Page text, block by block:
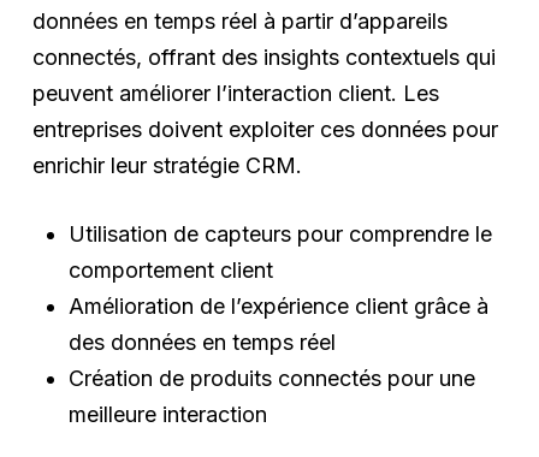
données en temps réel à partir d’appareils
connectés, offrant des insights contextuels qui
peuvent améliorer l’interaction client. Les
entreprises doivent exploiter ces données pour
enrichir leur stratégie CRM.
Utilisation de capteurs pour comprendre le
comportement client
Amélioration de l’expérience client grâce à
des données en temps réel
Création de produits connectés pour une
meilleure interaction